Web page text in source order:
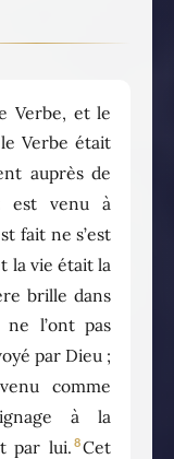
Verbe, et le
Verbe était
auprès de
est venu à
fait ne s’est
la vie était la
brille dans
l’ont pas
par Dieu ;
comme
à la
par lui. 8Cet